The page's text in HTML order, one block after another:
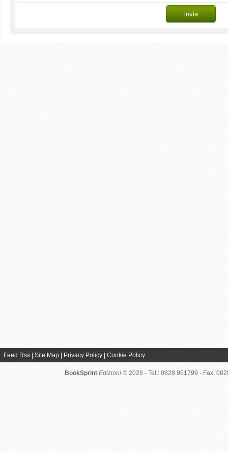
Feed Rss Site Map Privacy Policy Cookie Policy
BookSprint Edizioni © 2026 - Tel.: 0828 951799 - Fax: